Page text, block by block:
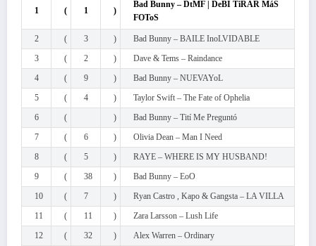
1 ( 1 )
Bad Bunny – DtMF | DeBÍ TiRAR MáS
FOToS
2 ( 3 )
Bad Bunny – BAILE InoLVIDABLE
3
( 2 )
Dave & Tems – Raindance
4
( 9 )
Bad Bunny – NUEVAYoL
5
( 4 )
Taylor Swift – The Fate of Ophelia
6
( )
Bad Bunny – Tití Me Preguntó
7
( 6 )
Olivia Dean – Man I Need
8
( 5 )
RAYE – WHERE IS MY HUSBAND!
9
( 38 )
Bad Bunny – EoO
10
( 7 )
Ryan Castro , Kapo & Gangsta – LA VILLA
11
( 11 )
Zara Larsson – Lush Life
12
( 32 ) Alex Warren – Ordinary